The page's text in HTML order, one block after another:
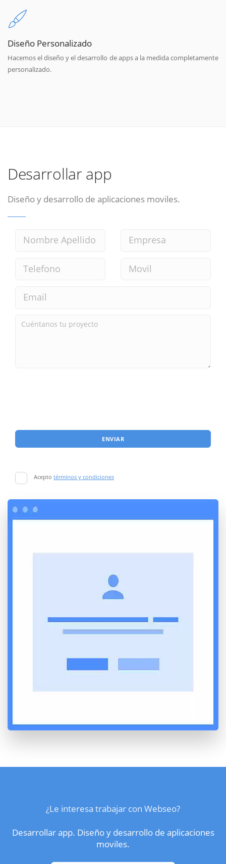
Diseño Personalizado
Hacemos el diseño y el desarrollo de apps a la medida completamente
personalizado.
Desarrollar app
Diseño y desarrollo de aplicaciones moviles.
ENVIAR
Acepto términos y condiciones
¿Le interesa trabajar con Webseo?
Desarrollar app. Diseño y desarrollo de aplicaciones
moviles.